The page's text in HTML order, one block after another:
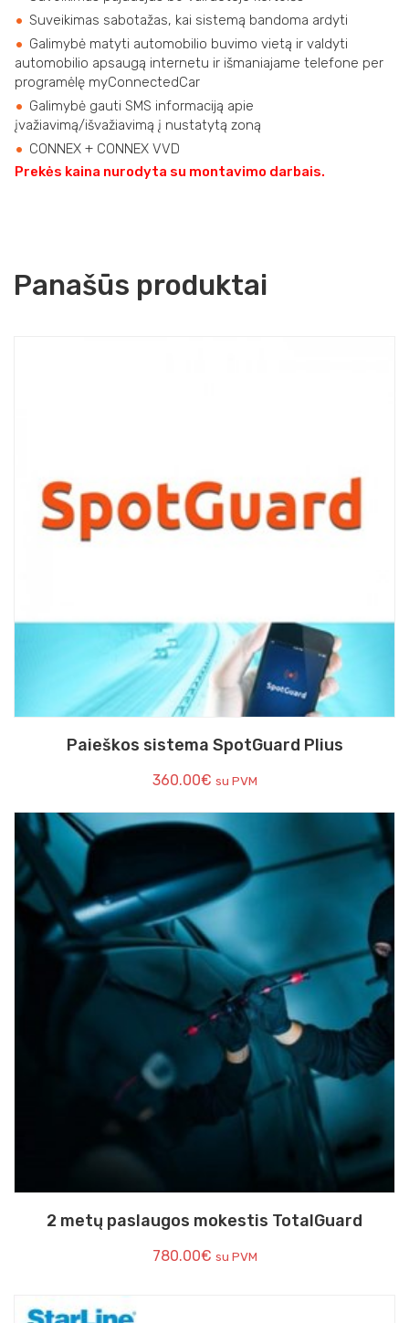
Suveikimas sabotažas, kai sistemą bandoma ardyti
Galimybė matyti automobilio buvimo vietą ir valdyti
automobilio apsaugą internetu ir išmaniajame telefone per
programėlę myConnectedCar
Galimybė gauti SMS informaciją apie
įvažiavimą/išvažiavimą į nustatytą zoną
CONNEX + CONNEX VVD
Prekės kaina nurodyta su montavimo darbais.
Panašūs produktai
Paieškos sistema SpotGuard Plius
360.00€ su PVM
2 metų paslaugos mokestis TotalGuard
780.00€ su PVM